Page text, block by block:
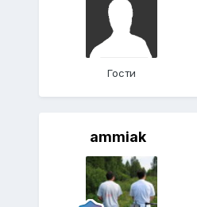
Гости
ammiak